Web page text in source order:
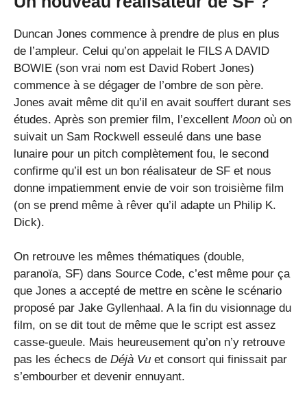
Duncan Jones commence à prendre de plus en plus
de l’ampleur. Celui qu’on appelait le FILS A DAVID
BOWIE (son vrai nom est David Robert Jones)
commence à se dégager de l’ombre de son père.
Jones avait même dit qu’il en avait souffert durant ses
études. Après son premier film, l’excellent Moon où on
suivait un Sam Rockwell esseulé dans une base
lunaire pour un pitch complètement fou, le second
confirme qu’il est un bon réalisateur de SF et nous
donne impatiemment envie de voir son troisième film
(on se prend même à rêver qu’il adapte un Philip K.
Dick).
On retrouve les mêmes thématiques (double,
paranoïa, SF) dans Source Code, c’est même pour ça
que Jones a accepté de mettre en scène le scénario
proposé par Jake Gyllenhaal. A la fin du visionnage du
film, on se dit tout de même que le script est assez
casse-gueule. Mais heureusement qu’on n’y retrouve
pas les échecs de Déjà Vu et consort qui finissait par
s’embourber et devenir ennuyant.